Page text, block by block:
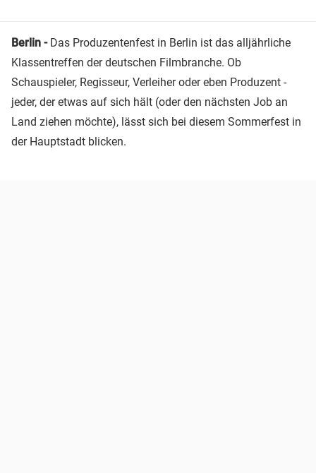
Berlin - Das Produzentenfest in Berlin ist das alljährliche
Klassentreffen der deutschen Filmbranche. Ob
Schauspieler, Regisseur, Verleiher oder eben Produzent -
jeder, der etwas auf sich hält (oder den nächsten Job an
Land ziehen möchte), lässt sich bei diesem Sommerfest in
der Hauptstadt blicken.